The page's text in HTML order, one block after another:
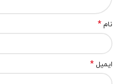
نام *
ایمیل *